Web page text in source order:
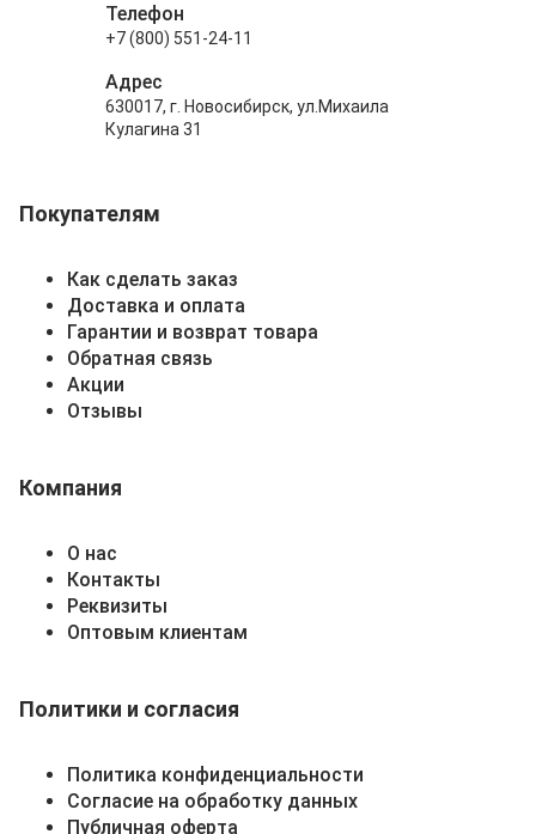
Покупателям
Как сделать заказ
Доставка и оплата
Гарантии и возврат товара
Обратная связь
Акции
Отзывы
Компания
О нас
Контакты
Реквизиты
Оптовым клиентам
Политики и согласия
Политика конфиденциальности
Согласие на обработку данных
Публичная оферта
Телефон
+7 (800) 551-24-11
Адрес
630017, г. Новосибирск, ул.Михаила
Кулагина 31